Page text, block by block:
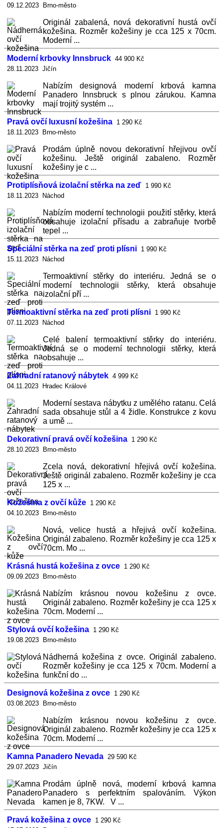
09.12.2023 Brno-město
Originál zabalená, nová dekorativní hustá ovčí
kožešina. Rozměr kožešiny je cca 125 x 70cm.
Moderní ...
Moderní krbovky Innsbruck 44 900 Kč
28.11.2023 Jičín
Nabízím designová moderní krbová kamna
Panadero Innsbruck s plnou zárukou. Kamna
mají trojitý systém ...
Pravá ovčí luxusní kožešina 1 290 Kč
18.11.2023 Brno-město
Prodám úplně novou dekorativní hřejivou ovčí
kožešinu. Ještě originál zabaleno. Rozměr
kožešiny je c ...
Protiplísňová izolační stěrka na zeď 1 990 Kč
18.11.2023 Náchod
Nabízím moderní technologii použití stěrky, která
obsahuje izolační přísadu a zabraňuje tvorbě
tepel ...
Speciální stěrka na zeď proti plísni 1 990 Kč
15.11.2023 Náchod
Termoaktivní stěrky do interiéru. Jedná se o
moderní technologii stěrky, která obsahuje
izolační pří ...
Termoaktivní stěrka na zeď proti plísni 1 990 Kč
07.11.2023 Náchod
Celé balení termoaktivní stěrky do interiéru.
Jedná se o moderní technologii stěrky, která
obsahuje ...
Zahradní ratanový nábytek 4 999 Kč
04.11.2023 Hradec Králové
Moderní sestava nábytku z umělého ratanu. Celá
sada obsahuje stůl a 4 židle. Konstrukce z kovu
a umě ...
Dekorativní pravá ovčí kožešina 1 290 Kč
28.10.2023 Brno-město
Zcela nová, dekorativní hřejivá ovčí kožešina.
Ještě originál zabaleno. Rozměr kožešiny je cca
125 x ...
Kožešina z ovčí kůže 1 290 Kč
04.10.2023 Brno-město
Nová, velice hustá a hřejivá ovčí kožešina.
Originál zabaleno. Rozměr kožešiny je cca 125 x
70cm. Mo ...
Krásná hustá kožešina z ovce 1 290 Kč
09.09.2023 Brno-město
Nabízím krásnou novou kožešinu z ovce.
Originál zabaleno. Rozměr kožešiny je cca 125 x
70cm. Moderní ...
Stylová ovčí kožešina 1 290 Kč
19.08.2023 Brno-město
Nádherná kožešina z ovce. Originál zabaleno.
Rozměr kožešiny je cca 125 x 70cm. Moderní a
funkční do ...
Designová kožešina z ovce 1 290 Kč
03.08.2023 Brno-město
Nabízím krásnou novou kožešinu z ovce.
Originál zabaleno. Rozměr kožešiny je cca 125 x
70cm. Moderní ...
Kamna Panadero Nevada 29 590 Kč
29.07.2023 Jičín
Prodám úplně nová, moderní krbová kamna
Panadero s perfektním spalováním. Výkon
kamen je 8, 7KW. V ...
Pravá kožešina z ovce 1 290 Kč